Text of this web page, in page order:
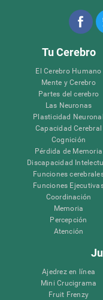
Tu Cerebro
El Cerebro Humano
Mente y Cerebro
Partes del cerebro
Las Neuronas
Plasticidad Neuronal
Capacidad Cerebral
Cognición
Pérdida de Memoria
Discapacidad
Funciones
Funciones
Coordinación
Memoria
Percepción
Atención
Ajedrez en línea
Mini Crucigrama
Fruit Frenzy